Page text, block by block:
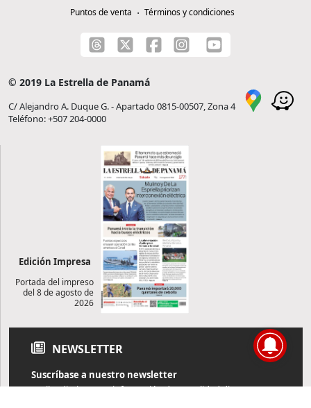
Puntos de venta
Términos y condiciones
© 2019 La Estrella de Panamá
C/ Alejandro A. Duque G. - Apartado 0815-00507, Zona 4
Teléfono: +507 204-0000
Edición Impresa
Portada del impreso
del 8 de agosto de
2026
NEWSLETTER
Suscríbase a nuestro newsletter
Reciba diariamente información de actualidad directamente en